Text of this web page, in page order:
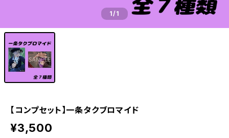
1/1
【コンプセット】一条タクブロマイド
¥3,500